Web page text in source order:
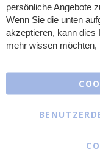
persönliche Angebote
Wenn Sie die unten
akzeptieren, kann dies
mehr wissen möchten,